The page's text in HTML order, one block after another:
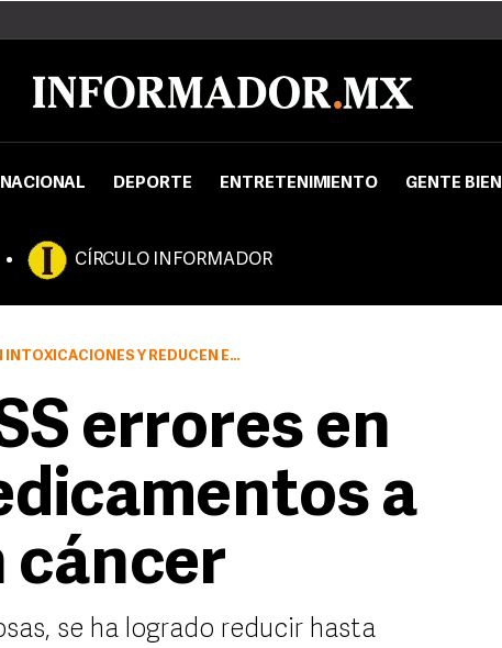
DEPORTE ENTRETENIMIENTO GENTE BIEN
CÍRCULO INFORMADOR
DE TRATAMIENTOS COMO LA QUIMIOTERAPIA
errores en
a
cáncer
se ha logrado reducir hasta